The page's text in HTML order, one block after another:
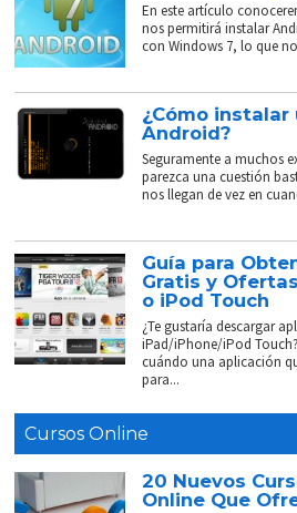
En este artículo
nos permitirá instalar
con Windows 7, lo que
¿Cómo instalar
Android?
Seguramente a muchos
parezca una cuestión
nos llegan de vez en
Guía para
Gratis y
o iPod Touch
¿Te gustaría descargar
iPad/iPhone/iPod
cuándo una aplicación
para...
Cursos Online
20 Nuevos
Online Que